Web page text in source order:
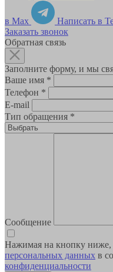
в Max
Написать в
Заказать звонок
Обратная связь
Заполните форму, и мы
Ваше имя *
Телефон *
E-mail
Тип обращения *
Сообщение
Нажимая на кнопку ниже,
персональных данных в
конфиденциальности